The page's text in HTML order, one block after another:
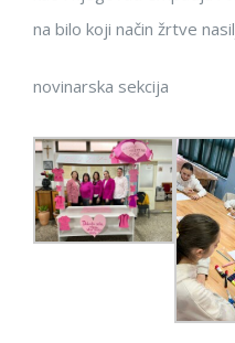
na bilo koji način žrtve
novinarska sekcija